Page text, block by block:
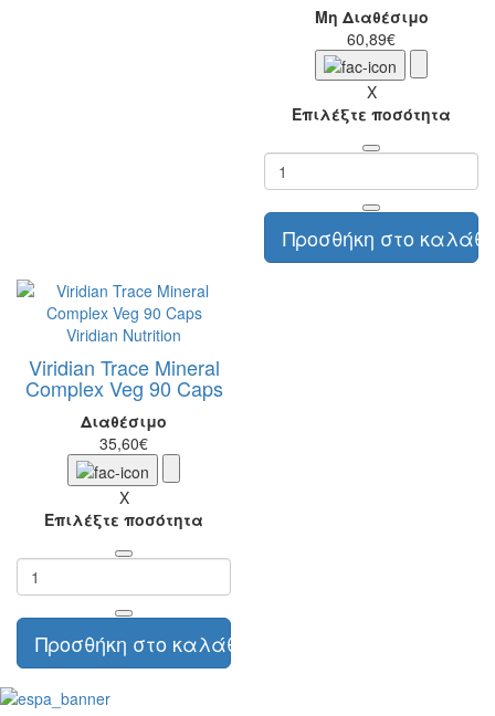
Μη Διαθέσιμο
60,89€
X
Επιλέξτε ποσότητα
Προσθήκη στο καλάθι
Viridian Nutrition
Viridian Trace Mineral
Complex Veg 90 Caps
Διαθέσιμο
35,60€
X
Επιλέξτε ποσότητα
Προσθήκη στο καλάθι